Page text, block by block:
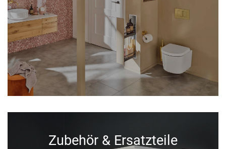
Zubehör & Ersatzteile